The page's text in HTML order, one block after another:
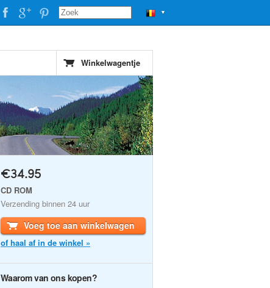
▼
Winkelwagentje
€34.95
CD ROM
Verzending binnen 24 uur
Voeg toe aan winkelwagen
of haal af in de winkel »
Waarom van ons kopen?